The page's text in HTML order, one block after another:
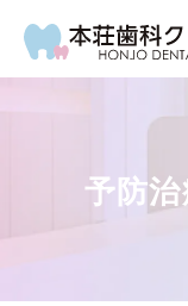
予防